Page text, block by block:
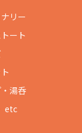
リー
ート
湯呑